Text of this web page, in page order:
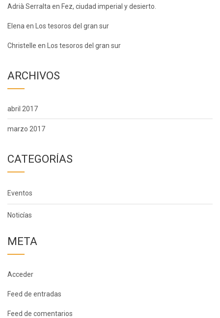
Adrià Serralta en Fez, ciudad imperial y desierto.
Elena en Los tesoros del gran sur
Christelle en Los tesoros del gran sur
ARCHIVOS
abril 2017
marzo 2017
CATEGORÍAS
Eventos
Noticías
META
Acceder
Feed de entradas
Feed de comentarios